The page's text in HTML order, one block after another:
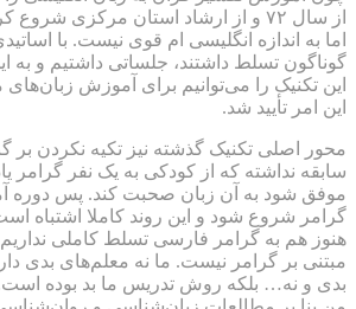
از سال ۷۲ و از ارشاد استان مرکزی
اما به اندازه انگلیسی ام قوی نیست. با
گوناگون تسلط داشتند، جلساتی داشتیم و به
این تکنیک را می‌توانیم برای آموزش
این امر تأیید شد.
محور اصلی تکنیک گذشته نیز تکیه نکردن بر
سابقه نداشته که از کودکی به یک نفر گرامر
موفق شود به آن زبان صحبت کند. پس دوره
گرامر شروع شود و این روند کاملا اشتباه
هنوز هم به گرامر فارسی تسلط کاملی نداریم
مبتنی بر گرامر نیست. ما نه معلم‌های بدی
بدی و نه… بلکه روش تدریس ما بد بوده است.